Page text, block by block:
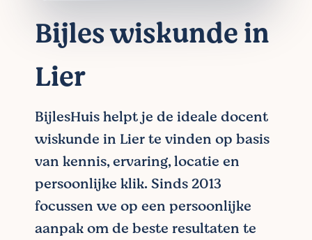
Bijles wiskunde in
Lier
BijlesHuis helpt je de ideale docent
wiskunde in Lier te vinden op basis
van kennis, ervaring, locatie en
persoonlijke klik. Sinds 2013
focussen we op een persoonlijke
aanpak om de beste resultaten te